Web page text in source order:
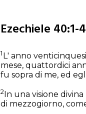
Ezechiele 40:1-
1L' anno
mese, quattordici
fu sopra di me, ed
2 In una visione
di mezzogiorno,